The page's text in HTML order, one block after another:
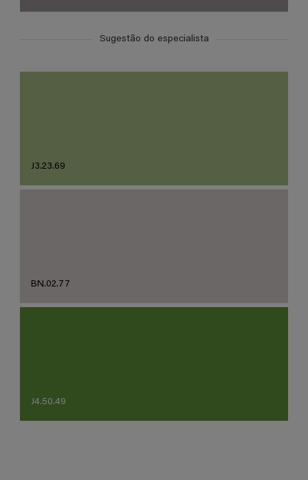
Sugestão do especialista
J3.23.69
BN.02.77
J4.50.49